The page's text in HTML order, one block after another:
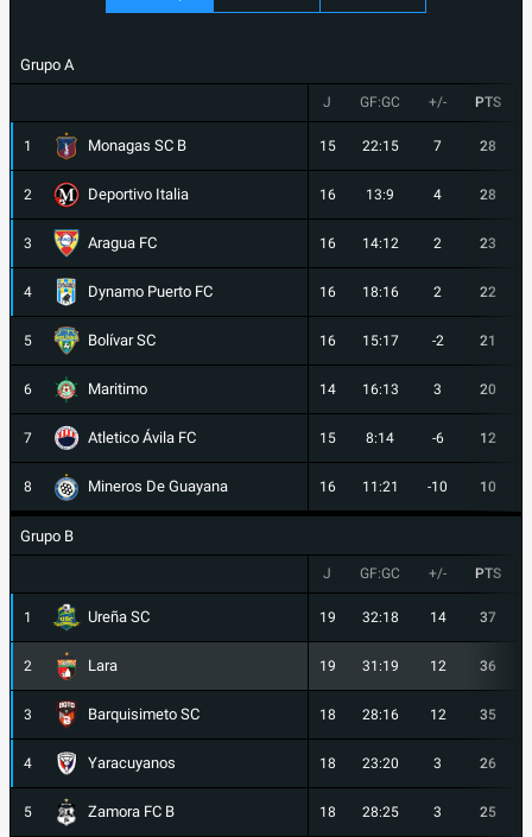
Grupo A
J GF:GC +/- PTS
1 Monagas SC B 15 22:15 7 28
2 Deportivo Italia 16 13:9 4 28
3 Aragua FC 16 14:12 2 23
4 Dynamo Puerto FC 16 18:16 2 22
5 Bolívar SC 16 15:17 -2 21
6 Maritimo 14 16:13 3 20
7 Atletico Ávila FC 15 8:14 -6 12
8 Mineros De Guayana 16 11:21 -10 10
Grupo B
J GF:GC +/- PTS
1 Ureña SC 19 32:18 14 37
2 Lara 19 31:19 12 36
3 Barquisimeto SC 18 28:16 12 35
4 Yaracuyanos 18 23:20 3 26
5 Zamora FC B 18 28:25 3 25